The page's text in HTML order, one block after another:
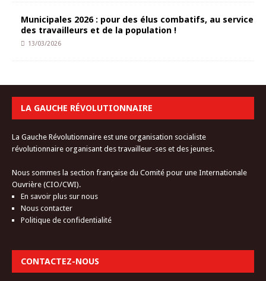
Municipales 2026 : pour des élus combatifs, au service
des travailleurs et de la population !
13/03/2026
LA GAUCHE RÉVOLUTIONNAIRE
La Gauche Révolutionnaire est une organisation socialiste
révolutionnaire organisant des travailleur-ses et des jeunes.
Nous sommes la section française du Comité pour une Internationale
Ouvrière (CIO/CWI).
En savoir plus sur nous
Nous contacter
Politique de confidentialité
CONTACTEZ-NOUS